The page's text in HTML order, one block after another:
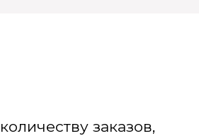
заказов,